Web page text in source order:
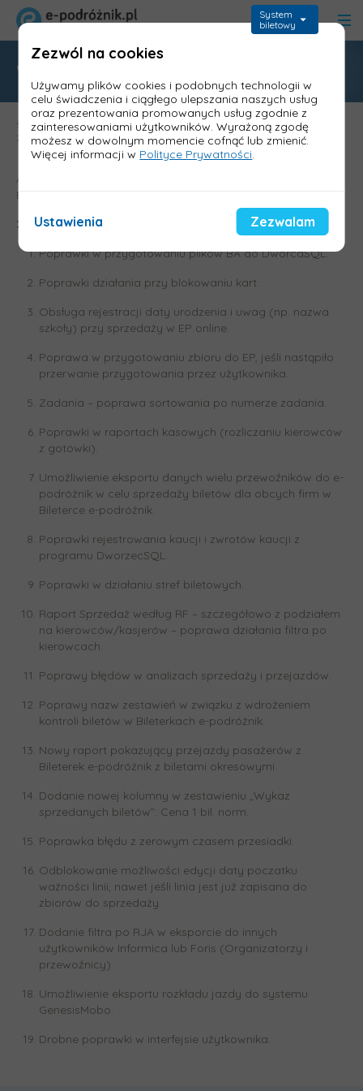
System
biletowy
Wersja 2.88.0 Informica
Strona główna>Aktualizacje - wykazy zmian>Wykaz zmian Informica
2.0
>Wersja 2.88.0 Informica
Aktualizacja zawiera m.in.: poprawki w przygotowaniu plików
BA do DworcaSQL, poprawki działania przy blokowaniu kart.
28.01.2025
Poprawki w przygotowaniu plików BA do DworcaSQL.
Poprawki działania przy blokowaniu kart.
Obsługa rejestracji daty urodzenia i uwag (np. nazwa
szkoły) przy sprzedaży w EP online.
Poprawa w przygotowaniu zbioru do EP, jeśli nastąpiło
przerwanie przygotowania przez użytkownika.
Zadania – poprawa sortowania po numerze zadania.
Poprawki w raportach kasowych (rozliczaniu kierowców
z gotówki).
Umożliwienie eksportu danych wielu przewoźników do e-
podróżnik w celu sprzedaży biletów dla obcych firm w
Bileterce e-podróżnik.
Poprawki rejestrowania kaucji i zwrotów kaucji z
programu DworzecSQL.
Poprawki w działaniu stref biletowych.
Raport Sprzedaż według RF – szczegółowo z podziałem
na kierowców/kasjerów – poprawa działania filtra po
kierowcach.
Poprawy błędów w analizach sprzedaży i przejazdów.
Poprawy nazw zestawień w związku z wdrożeniem
kontroli biletów w Bileterkach e-podróżnik.
Nowy raport pokazujący przejazdy pasażerów z
Bileterek e-podróżnik z biletami okresowymi.
Dodanie nowej kolumny w zestawieniu „Wykaz
sprzedanych biletów”: Cena 1 bil. norm.
Poprawka błędu z zerowym czasem przesiadki.
Odblokowanie możliwości edycji daty poczatku
ważności linii, nawet jeśli linia jest już zapisana do
zbiorów do sprzedaży.
Dodanie filtra po RJA w eksporcie do innych
użytkowników Informica lub Foris (Organizatorzy i
przewoźnicy).
Umożliwienie eksportu rozkładu jazdy do systemu
GenesisMobo.
Drobne poprawki w interfejsie użytkownika.
Zezwól na cookies
Używamy plików cookies i podobnych technologii w
celu świadczenia i ciągłego ulepszania naszych usług
oraz prezentowania promowanych usług zgodnie z
zainteresowaniami użytkowników. Wyrażoną zgodę
możesz w dowolnym momencie cofnąć lub zmienić.
Więcej informacji w Polityce Prywatności.
Ustawienia Zezwalam